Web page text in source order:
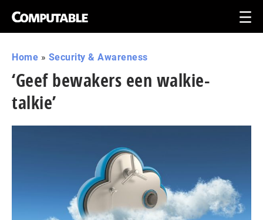
Home » Security & Awareness
‘Geef bewakers een walkie-
talkie’